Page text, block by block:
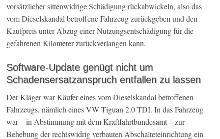
vorsätzlicher sittenwidrige Schädigung rückabwickeln, also das
vom Dieselskandal betroffene Fahrzeug zurückgeben und den
Kaufpreis unter Abzug einer Nutzungsentschädigung für die
gefahrenen Kilometer zurückverlangen kann.
Software-Update genügt nicht um
Schadensersatzanspruch entfallen zu lassen
Der Kläger war Käufer eines vom Dieselskandal betroffenen
Fahrzeugs, nämlich eines VW Tiguan 2.0 TDI. In das Fahrzeug
war – in Abstimmung mit dem Kraftfahrtbundesamt – zur
Behebung der rechtswidrig verbauten Abschalteteinrichtung ein